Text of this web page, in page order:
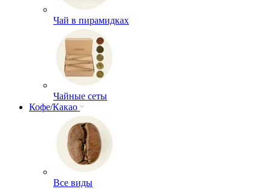
Чай в пирамидках
Чайные сеты
Кофе/Какао
Все виды